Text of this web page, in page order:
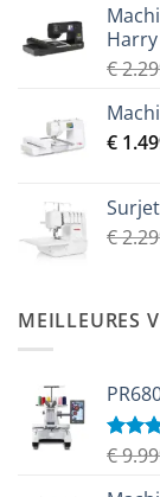
€
€
€
MEILLEURES
Note
5
€